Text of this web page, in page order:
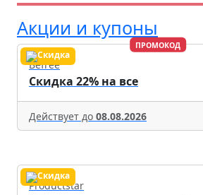
Акции и купоны
ПРОМОКОД
Befree
Скидка 22% на все
Действует до 08.08.2026
Productstar